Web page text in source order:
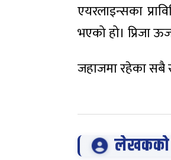
एयरलाइन्सका
भएको हो। प्रिजा
जहाजमा रहेका सबै
लेखकको